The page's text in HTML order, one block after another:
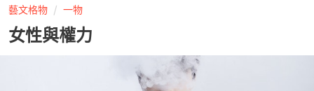
藝文格物 一物
女性與權力